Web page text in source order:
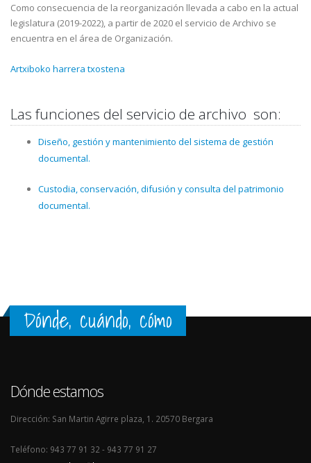
Como consecuencia de la reorganización llevada a cabo en la actual
legislatura (2019-2022), a partir de 2020 el servicio de Archivo se
encuentra en el área de Organización.
Artxiboko harrera txostena
Las funciones del servicio de archivo son:
Diseño, gestión y mantenimiento del sistema de gestión
documental.
Custodia, conservación, difusión y consulta del patrimonio
documental.
Dónde, cuándo, cómo
Dónde estamos
Dirección: San Martin Agirre plaza, 1. 20570 Bergara
Teléfono: 943 77 91 32 - 943 77 91 27